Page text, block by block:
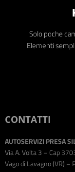
Solo poche
Elementi
CONTATTI
AUTOSERVIZI PRESA
Via A. Volta 3 – Cap
Vago di Lavagno (VR) –